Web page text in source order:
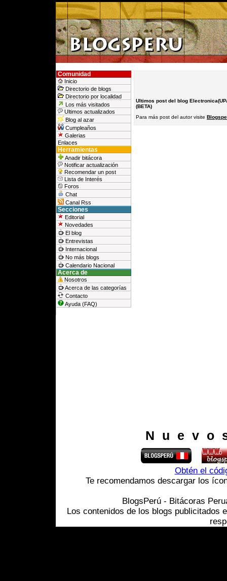
Comunidad
Inicio
Directorio de blogs
Directorio por localidad
Los más visitados
Ultimos actualizados
Blog al azar
Cumpleaños
Galerias
Enlaces
Herramientas
Anadir bitácora
Notificar actualización
Recomendar un post
Lista de Interés
Foros
Chat
Canal Rss
Secciones
Editorial
Novedades
El blog
Entrevistas
Internacional
No más blogs
Calendario Nacional
Acerca de
Nosotros
Acerca de las categorías
Contacto
Ayuda (FAQ)
Ultimos post del blog
(BETA)
Para más post del autor visite
Obtén el
Te recomendamos descargar los
BlogsPerú - Bitácoras
Los contenidos de los blogs publicitados